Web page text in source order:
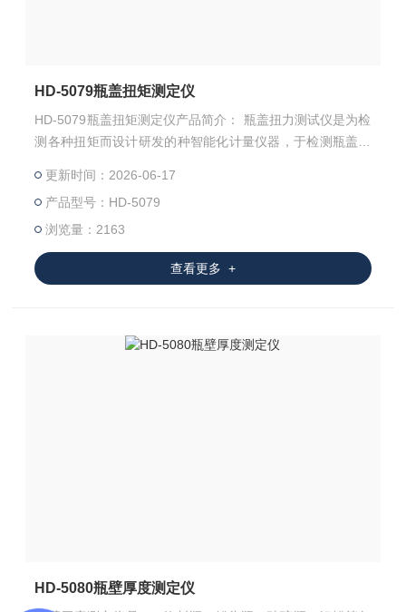
HD-5079瓶盖扭矩测定仪
HD-5079瓶盖扭矩测定仪产品简介： 瓶盖扭力测试仪是为检
测各种扭矩而设计研发的种智能化计量仪器，于检测瓶盖开
窗扳手、隐形眼镜盖等产品的扭力
更新时间：2026-06-17
产品型号：HD-5079
浏览量：2163
查看更多 +
HD-5080瓶壁厚度测定仪